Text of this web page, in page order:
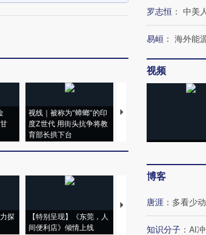
视线｜被称为“蟑螂”的印
度Z世代 用街头抗争将教
育部长拱下台
视线｜“入侵”还是“人道危
探
【特别呈现】《东莞，人
间便利店》倾情上线
【推广】走进第四届链博
会，让数智科技“链”接产
罗志恒 ： 中美
易峘 ： 海外能
视频
博客
唐涯 ： 多看少动
知识分子 ： AI